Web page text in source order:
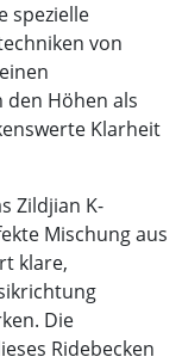
spezielle
von
Höhen als
Klarheit
Zildjian K-
Mischung aus
klare,
Die
Ridebecken